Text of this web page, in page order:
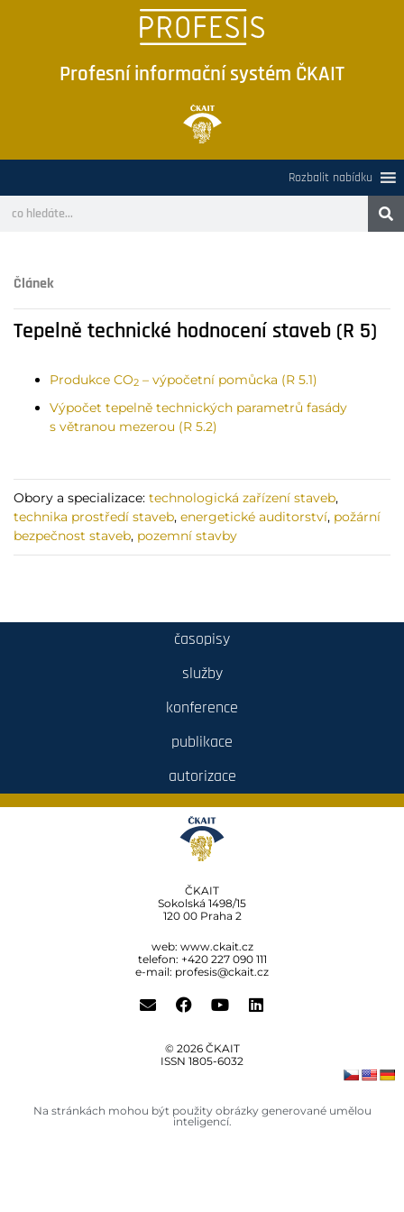
Profesní informační systém ČKAIT
Rozbalit nabídku
Článek
Tepelně technické hodnocení staveb (R 5)
Produkce CO2 – výpočetní pomůcka (R 5.1)
Výpočet tepelně technických parametrů fasády
s větranou mezerou (R 5.2)
Obory a specializace: technologická zařízení staveb,
technika prostředí staveb, energetické auditorství, požární
bezpečnost staveb, pozemní stavby
časopisy
služby
konference
publikace
autorizace
ČKAIT
Sokolská 1498/15
120 00 Praha 2
web: www.ckait.cz
telefon: +420 227 090 111
e-mail: profesis@ckait.cz
© 2026 ČKAIT
ISSN 1805‑6032
Na stránkách mohou být použity obrázky generované umělou
inteligencí.